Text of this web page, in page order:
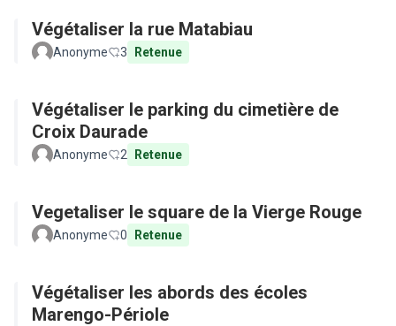
Végétaliser la rue Matabiau
Anonyme 3 Retenue
Végétaliser le parking du cimetière de
Croix Daurade
Anonyme 2 Retenue
Vegetaliser le square de la Vierge Rouge
Anonyme 0 Retenue
Végétaliser les abords des écoles
Marengo-Périole